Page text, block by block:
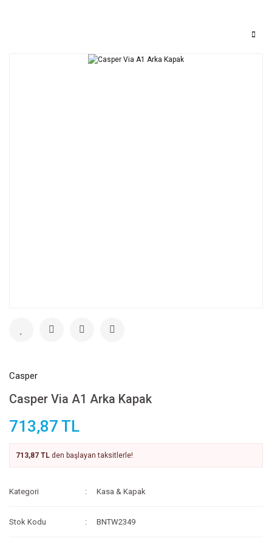
Casper
Casper Via A1 Arka Kapak
713,87 TL
713,87 TL den başlayan taksitlerle!
Kategori Kasa & Kapak
Stok Kodu BNTW2349